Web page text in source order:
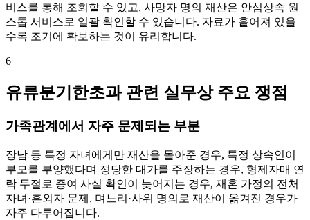
비스를 통해 조회할 수 있고, 사망자 명의 재산은 안심상속 원
스톱 서비스로 일괄 확인할 수 있습니다. 자료가 흩어져 있을
수록 조기에 확보하는 것이 유리합니다.
6
유류분기한초과 관련 실무상 주요 쟁점
가족관계에서 자주 문제되는 부분
장남 등 특정 자녀에게만 재산을 몰아준 경우, 특정 상속인이
부모를 부양했다며 정당한 대가를 주장하는 경우, 형제자매 연
락 두절로 증여 사실 확인이 늦어지는 경우, 재혼 가정의 전처
자녀·혼외자 문제, 며느리·사위 명의로 재산이 옮겨진 경우가
자주 다투어집니다.